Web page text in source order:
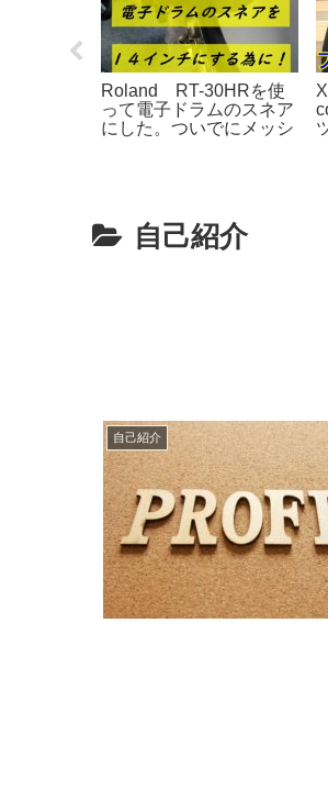
エレキベース超絶初心者
が見るブログ！用意編
自己紹介
自己紹介